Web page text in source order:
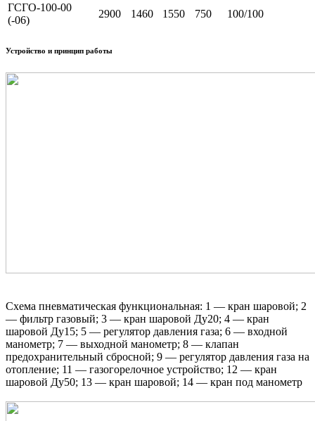
ГСГО-100-00
(-06)
2900 1460 1550 750 100/100
Устройство и принцип работы
Схема пневматическая функциональная: 1 — кран шаровой; 2
— фильтр газовый; 3 — кран шаровой Ду20; 4 — кран
шаровой Ду15; 5 — регулятор давления газа; 6 — входной
манометр; 7 — выходной манометр; 8 — клапан
предохранительный сбросной; 9 — регулятор давления газа на
отопление; 11 — газогорелочное устройство; 12 — кран
шаровой Ду50; 13 — кран шаровой; 14 — кран под манометр